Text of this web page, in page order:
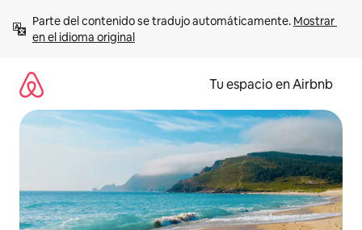
contenido
Parte del contenido se tradujo automáticamente. Mostrar
en el idioma original
Tu espacio en Airbnb